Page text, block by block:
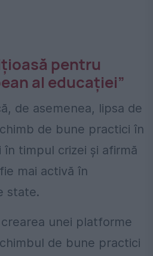
pentru
al educației”
de asemenea, lipsa de
de bune practici în
timpul crizei și afirmă
mai activă în
state.
unei platforme
de bune practici